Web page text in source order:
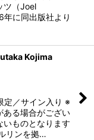
ツ（Joel
に同出版社より
Kojima
／サイン入り ※
ある場合がござい
いものとなります
リンを拠…